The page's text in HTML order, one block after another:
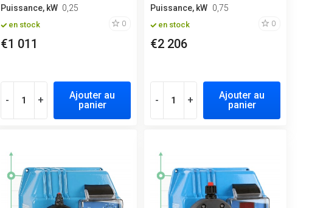
Puissance, kW 0,25
en stock 0
€1 011
- +
Ajouter au
panier
Puissance, kW 0,75
en stock 0
€2 206
- +
Ajouter au
panier